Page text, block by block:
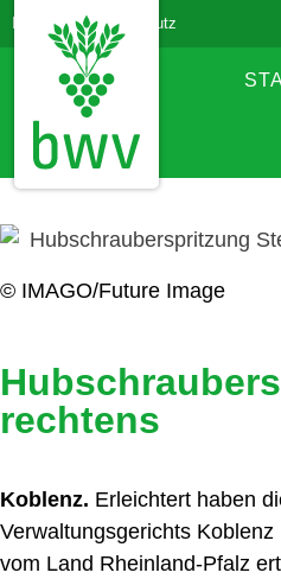
ImpressumDatenschutz
© IMAGO/Future Image
rechtens
Koblenz. Erleichtert haben
Verwaltungsgerichts
vom Land Rheinland-Pfalz